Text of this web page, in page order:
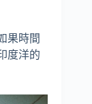
果時間
度洋的